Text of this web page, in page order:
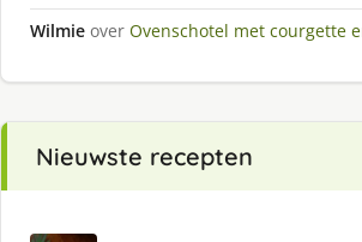
Wilmie over Ovenschotel met courgette
Nieuwste recepten